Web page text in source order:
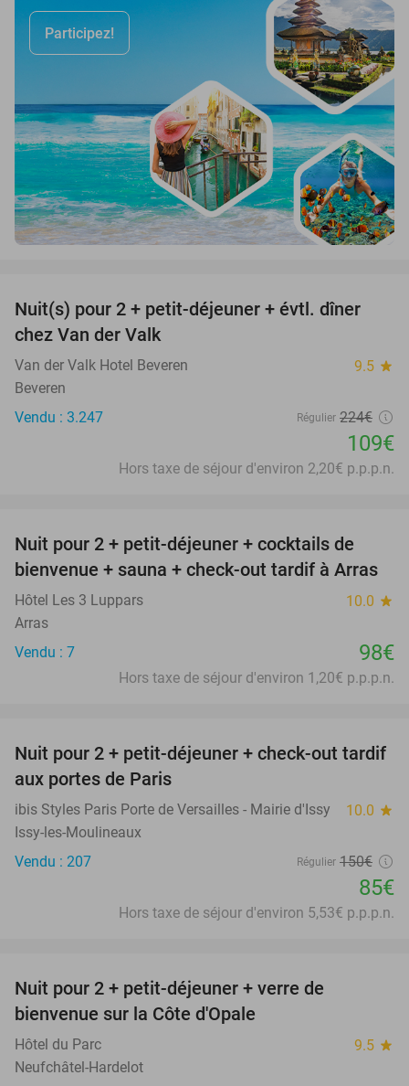
Participez!
51%
Nuit(s) pour 2 + petit-déjeuner + évtl. dîner
chez Van der Valk
Van der Valk Hotel Beveren 9.5 star
Beveren
Vendu : 3.247
Régulier 224€
109€
Hors taxe de séjour d'environ 2,20€ p.p.p.n.
Nuit pour 2 + petit-déjeuner + cocktails de
bienvenue + sauna + check-out tardif à Arras
Hôtel Les 3 Luppars 10.0 star
Arras
Vendu : 7
98€
Hors taxe de séjour d'environ 1,20€ p.p.p.n.
43%
Nuit pour 2 + petit-déjeuner + check-out tardif
aux portes de Paris
ibis Styles Paris Porte de Versailles - Mairie d'Issy 10.0 star
Issy-les-Moulineaux
Vendu : 207
Régulier 150€
85€
Hors taxe de séjour d'environ 5,53€ p.p.p.n.
Nuit pour 2 + petit-déjeuner + verre de
bienvenue sur la Côte d'Opale
Hôtel du Parc 9.5 star
Neufchâtel-Hardelot